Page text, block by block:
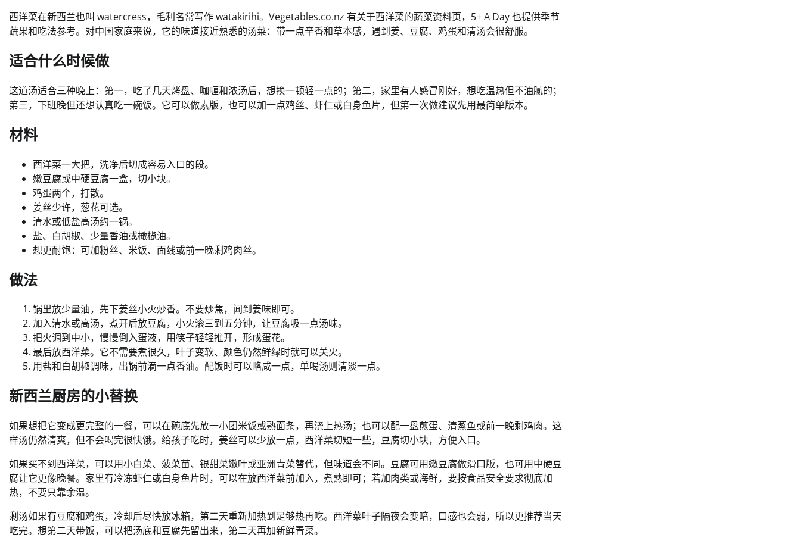
西洋菜在新西兰也叫 watercress，毛利名常写作 wātakirihi。Vegetables.co.nz 有关于西洋菜的蔬菜资料页，5+ A Day 也提供季节
蔬果和吃法参考。对中国家庭来说，它的味道接近熟悉的汤菜：带一点辛香和草本感，遇到姜、豆腐、鸡蛋和清汤会很舒服。
适合什么时候做
这道汤适合三种晚上：第一，吃了几天烤盘、咖喱和浓汤后，想换一顿轻一点的；第二，家里有人感冒刚好，想吃温热但不油腻的；
第三，下班晚但还想认真吃一碗饭。它可以做素版，也可以加一点鸡丝、虾仁或白身鱼片，但第一次做建议先用最简单版本。
材料
西洋菜一大把，洗净后切成容易入口的段。
嫩豆腐或中硬豆腐一盒，切小块。
鸡蛋两个，打散。
姜丝少许，葱花可选。
清水或低盐高汤约一锅。
盐、白胡椒、少量香油或橄榄油。
想更耐饱：可加粉丝、米饭、面线或前一晚剩鸡肉丝。
做法
锅里放少量油，先下姜丝小火炒香。不要炒焦，闻到姜味即可。
加入清水或高汤，煮开后放豆腐，小火滚三到五分钟，让豆腐吸一点汤味。
把火调到中小，慢慢倒入蛋液，用筷子轻轻推开，形成蛋花。
最后放西洋菜。它不需要煮很久，叶子变软、颜色仍然鲜绿时就可以关火。
用盐和白胡椒调味，出锅前滴一点香油。配饭时可以略咸一点，单喝汤则清淡一点。
新西兰厨房的小替换
如果想把它变成更完整的一餐，可以在碗底先放一小团米饭或熟面条，再浇上热汤；也可以配一盘煎蛋、清蒸鱼或前一晚剩鸡肉。这
样汤仍然清爽，但不会喝完很快饿。给孩子吃时，姜丝可以少放一点，西洋菜切短一些，豆腐切小块，方便入口。
如果买不到西洋菜，可以用小白菜、菠菜苗、银甜菜嫩叶或亚洲青菜替代，但味道会不同。豆腐可用嫩豆腐做滑口版，也可用中硬豆
腐让它更像晚餐。家里有冷冻虾仁或白身鱼片时，可以在放西洋菜前加入，煮熟即可；若加肉类或海鲜，要按食品安全要求彻底加
热，不要只靠余温。
剩汤如果有豆腐和鸡蛋，冷却后尽快放冰箱，第二天重新加热到足够热再吃。西洋菜叶子隔夜会变暗，口感也会弱，所以更推荐当天
吃完。想第二天带饭，可以把汤底和豆腐先留出来，第二天再加新鲜青菜。